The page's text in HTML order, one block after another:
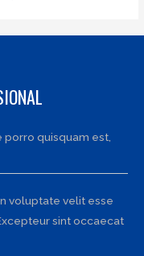
porro quisquam est,
voluptate velit esse
sint occaecat